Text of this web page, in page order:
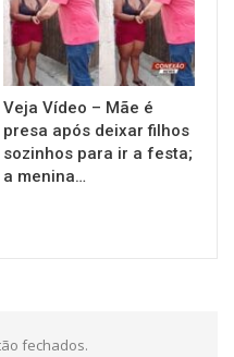
Veja Vídeo – Mãe é
presa após deixar filhos
sozinhos para ir a festa;
a menina…
fechados.